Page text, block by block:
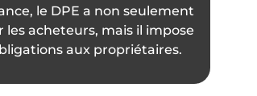
le DPE a non seulement
acheteurs, mais il impose
aux propriétaires.